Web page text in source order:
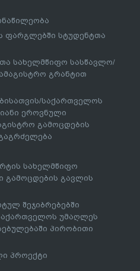
ფარგლებში სტუდენტთა
სახელმწიფო სასწავლო/
გრანტით
საქართველოს
ეროვნული
გამოცდების
სახელმწიფო
გამოცდების გავლის
შეჯიბრებებში
უმაღლეს
პირობითი
პროექტი